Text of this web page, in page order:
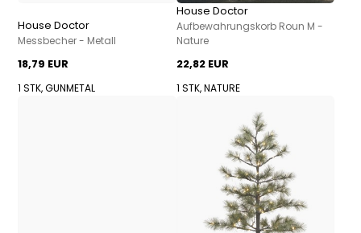
House Doctor
Messbecher - Metall
18,79 EUR
1 STK, GUNMETAL
House Doctor
Aufbewahrungskorb Roun M -
Nature
22,82 EUR
1 STK, NATURE